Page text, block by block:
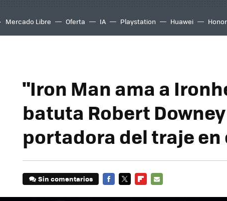
Mercado Libre Oferta IA Playstation Huawei Honor
"Iron Man ama a
batuta Robert
portadora del traje en
Sin comentarios